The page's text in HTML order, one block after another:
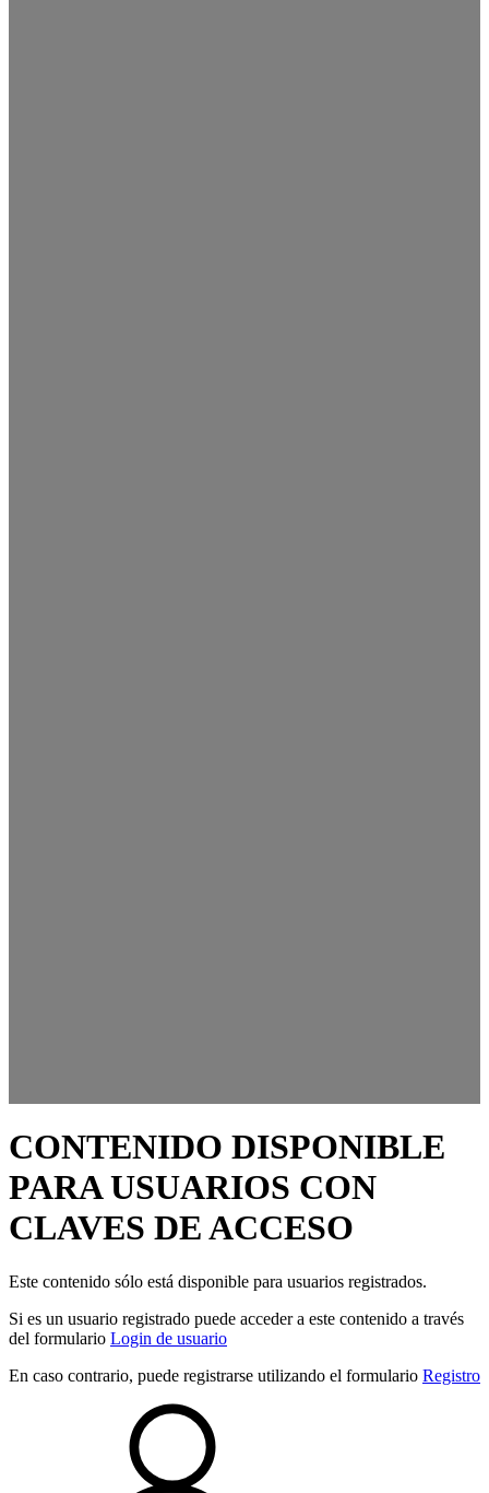
CONTENIDO DISPONIBLE
PARA USUARIOS CON
CLAVES DE ACCESO
Este contenido sólo está disponible para usuarios registrados.
Si es un usuario registrado puede acceder a este contenido a través
del formulario Login de usuario
En caso contrario, puede registrarse utilizando el formulario Registro